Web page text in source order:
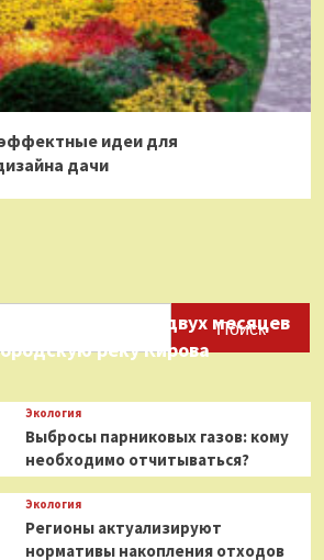
идеи для
дачи
Поиск
на протяжении двух месяцев
реку Кирова
Экология
Выбросы парниковых газов: кому
необходимо отчитываться?
Экология
Регионы актуализируют
нормативы накопления отходов